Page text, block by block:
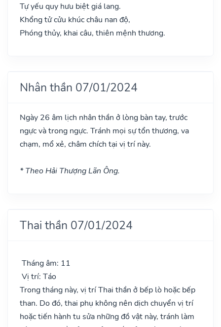
Tự yếu quy hưu biệt giá lang.
Khổng tử cửu khúc châu nan độ,
Phóng thủy, khai câu, thiên mệnh thương.
Nhân thần 07/01/2024
Ngày 26 âm lịch nhân thần ở lòng bàn tay, trước
ngực và trong ngực. Tránh mọi sự tổn thương, va
chạm, mổ xẻ, châm chích tại vị trí này.
* Theo Hải Thượng Lãn Ông.
Thai thần 07/01/2024
Tháng âm: 11
Vị trí: Táo
Trong tháng này, vị trí Thai thần ở bếp lò hoặc bếp
than. Do đó, thai phụ không nên dịch chuyển vị trí
hoặc tiến hành tu sửa những đồ vật này, tránh làm